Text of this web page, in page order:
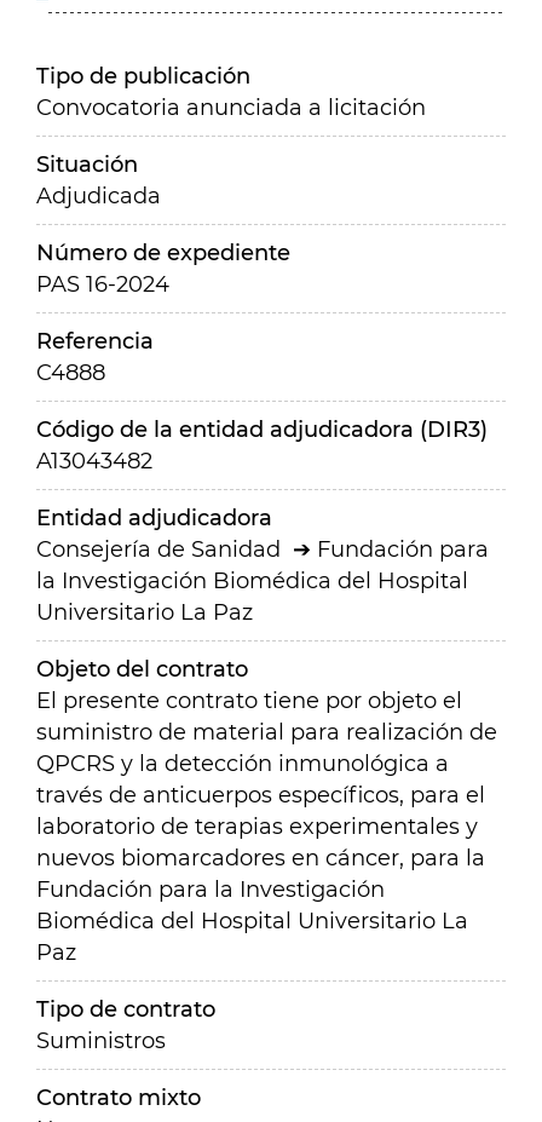
Tipo de publicación
Convocatoria anunciada a licitación
Situación
Adjudicada
Número de expediente
PAS 16-2024
Referencia
C4888
Código de la entidad adjudicadora (DIR3)
A13043482
Entidad adjudicadora
Consejería de Sanidad
Fundación para
la Investigación Biomédica del Hospital
Universitario La Paz
Objeto del contrato
El presente contrato tiene por objeto el
suministro de material para realización de
QPCRS y la detección inmunológica a
través de anticuerpos específicos, para el
laboratorio de terapias experimentales y
nuevos biomarcadores en cáncer, para la
Fundación para la Investigación
Biomédica del Hospital Universitario La
Paz
Tipo de contrato
Suministros
Contrato mixto